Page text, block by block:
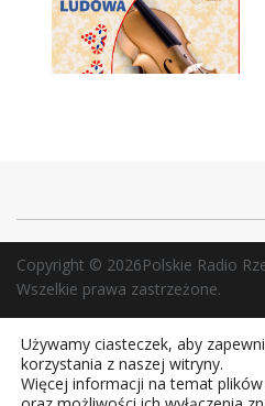
Copyright © 2026Polskie Radio
Wszelkie prawa zastrzeżone.
Używamy ciasteczek, aby
korzystania z naszej witryny.
Więcej informacji na temat